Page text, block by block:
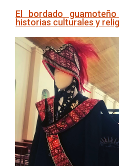
El bordado
historias culturales y